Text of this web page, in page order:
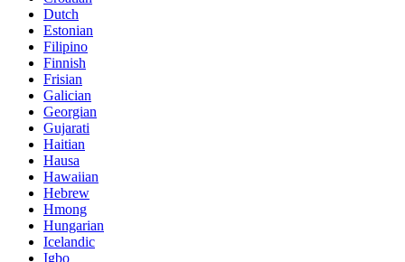
Dutch
Estonian
Filipino
Finnish
Frisian
Galician
Georgian
Gujarati
Haitian
Hausa
Hawaiian
Hebrew
Hmong
Hungarian
Icelandic
Igbo